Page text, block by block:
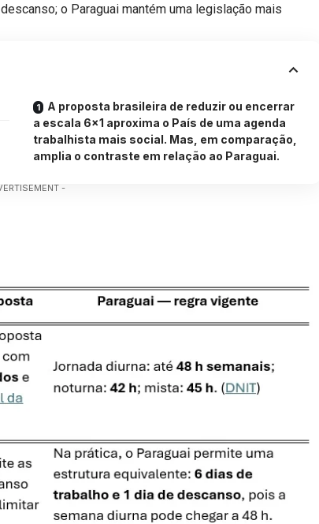
o Paraguai mantém uma legislação mais
A proposta brasileira de reduzir ou encerrar
a escala 6×1 aproxima o País de uma agenda
trabalhista mais social. Mas, em comparação,
amplia o contraste em relação ao Paraguai.
-